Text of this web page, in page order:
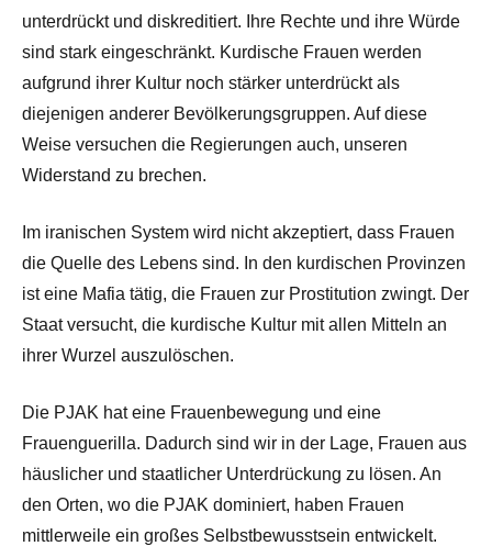
unterdrückt und diskreditiert. Ihre Rechte und ihre Würde
sind stark eingeschränkt. Kurdische Frauen werden
aufgrund ihrer Kultur noch stärker unterdrückt als
diejenigen anderer Bevölkerungsgruppen. Auf diese
Weise versuchen die Regierungen auch, unseren
Widerstand zu brechen.
Im iranischen System wird nicht akzeptiert, dass Frauen
die Quelle des Lebens sind. In den kurdischen Provinzen
ist eine Mafia tätig, die Frauen zur Prostitution zwingt. Der
Staat versucht, die kurdische Kultur mit allen Mitteln an
ihrer Wurzel auszulöschen.
Die PJAK hat eine Frauenbewegung und eine
Frauenguerilla. Dadurch sind wir in der Lage, Frauen aus
häuslicher und staatlicher Unterdrückung zu lösen. An
den Orten, wo die PJAK dominiert, haben Frauen
mittlerweile ein großes Selbstbewusstsein entwickelt.